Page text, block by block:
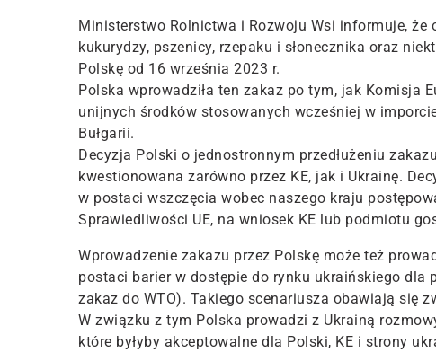
Ministerstwo Rolnictwa i Rozwoju Wsi informuje,
kukurydzy, pszenicy, rzepaku i słonecznika oraz
Polskę od 16 września 2023 r.
Polska wprowadziła ten zakaz po tym, jak Komisja
unijnych środków stosowanych wcześniej w
Bułgarii.
Decyzja Polski o jednostronnym przedłużeniu
kwestionowana zarówno przez KE, jak i Ukrainę.
w postaci wszczęcia wobec naszego kraju
Sprawiedliwości UE, na wniosek KE lub podmiotu
Wprowadzenie zakazu przez Polskę może też
postaci barier w dostępie do rynku ukraińskiego dla
zakaz do WTO). Takiego scenariusza obawiają się
W związku z tym Polska prowadzi z Ukrainą
które byłyby akceptowalne dla Polski, KE i strony